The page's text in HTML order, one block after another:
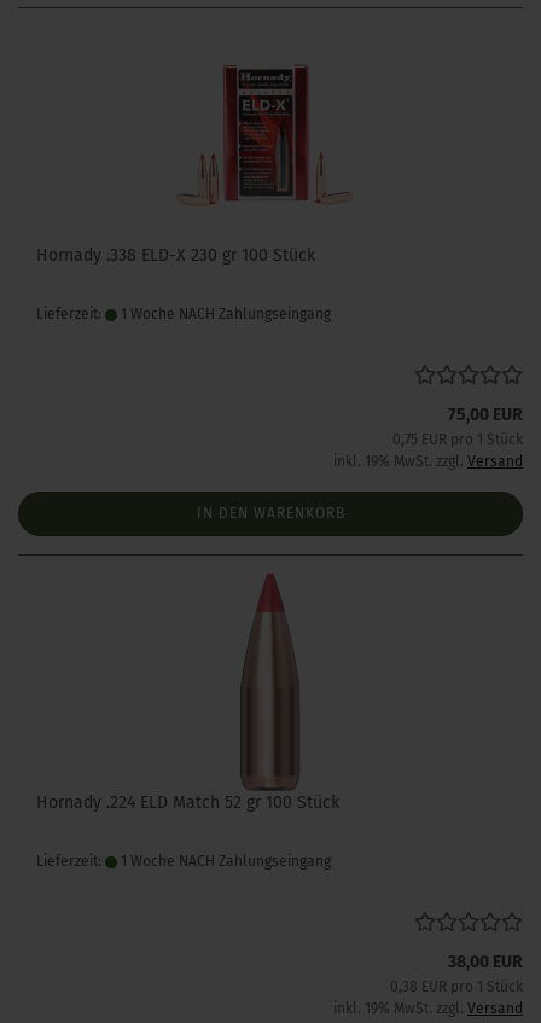
Hornady .338 ELD-X 230 gr 100 Stück
Lieferzeit: 1 Woche NACH Zahlungseingang
75,00 EUR
0,75 EUR pro 1 Stück
inkl. 19% MwSt. zzgl. Versand
IN DEN WARENKORB
Hornady .224 ELD Match 52 gr 100 Stück
Lieferzeit: 1 Woche NACH Zahlungseingang
38,00 EUR
0,38 EUR pro 1 Stück
inkl. 19% MwSt. zzgl. Versand